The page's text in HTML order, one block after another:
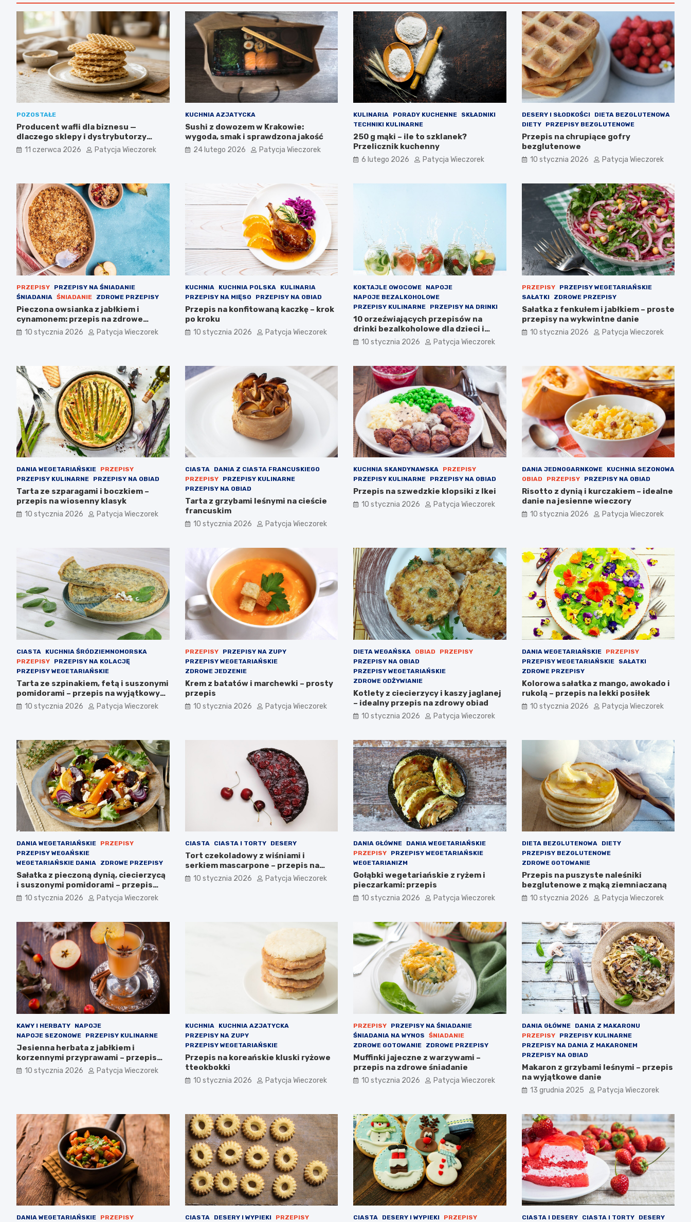
POZOSTAŁE
Producent wafli dla biznesu —
dlaczego sklepy i dystrybutorzy
wybierają wyroby IGA z Mogielnicy
11 czerwca 2026 Patycja Wieczorek
KUCHNIA AZJATYCKA
Sushi z dowozem w Krakowie:
wygoda, smak i sprawdzona jakość
24 lutego 2026 Patycja Wieczorek
KULINARIA PORADY KUCHENNE
SKŁADNIKI
TECHNIKI KULINARNE
250 g mąki – ile to szklanek?
Przelicznik kuchenny
6 lutego 2026 Patycja Wieczorek
DESERY I SŁODKOŚCI
DIETA BEZGLUTENOWA
DIETY
PRZEPISY BEZGLUTENOWE
Przepis na chrupiące gofry
bezglutenowe
10 stycznia 2026 Patycja Wieczorek
PRZEPISY
PRZEPISY NA ŚNIADANIE
ŚNIADANIA ŚNIADANIE ZDROWE PRZEPISY
Pieczona owsianka z jabłkiem i
cynamonem: przepis na zdrowe
śniadanie
10 stycznia 2026 Patycja Wieczorek
KUCHNIA KUCHNIA POLSKA
KULINARIA
PRZEPISY NA MIĘSO
PRZEPISY NA OBIAD
Przepis na konfitowaną kaczkę – krok
po kroku
10 stycznia 2026 Patycja Wieczorek
KOKTAJLE OWOCOWE
NAPOJE
NAPOJE BEZALKOHOLOWE
PRZEPISY KULINARNE
PRZEPISY NA DRINKI
10 orzeźwiających przepisów na
drinki bezalkoholowe dla dzieci i
dorosłych
10 stycznia 2026 Patycja Wieczorek
PRZEPISY
PRZEPISY WEGETARIAŃSKIE
SAŁATKI
ZDROWE PRZEPISY
Sałatka z fenkułem i jabłkiem – proste
przepisy na wykwintne danie
10 stycznia 2026 Patycja Wieczorek
DANIA WEGETARIAŃSKIE
PRZEPISY
PRZEPISY KULINARNE
PRZEPISY NA OBIAD
Tarta ze szparagami i boczkiem –
przepis na wiosenny klasyk
10 stycznia 2026 Patycja Wieczorek
CIASTA
DANIA Z CIASTA FRANCUSKIEGO
PRZEPISY
PRZEPISY KULINARNE
PRZEPISY NA OBIAD
Tarta z grzybami leśnymi na cieście
francuskim
10 stycznia 2026 Patycja Wieczorek
KUCHNIA SKANDYNAWSKA
PRZEPISY
PRZEPISY KULINARNE
PRZEPISY NA OBIAD
Przepis na szwedzkie klopsiki z Ikei
10 stycznia 2026 Patycja Wieczorek
DANIA JEDNOGARNKOWE
KUCHNIA SEZONOWA
OBIAD
PRZEPISY PRZEPISY NA OBIAD
Risotto z dynią i kurczakiem – idealne
danie na jesienne wieczory
10 stycznia 2026 Patycja Wieczorek
CIASTA
KUCHNIA ŚRÓDZIEMNOMORSKA
PRZEPISY
PRZEPISY NA KOLACJĘ
PRZEPISY WEGETARIAŃSKIE
Tarta ze szpinakiem, fetą i suszonymi
pomidorami – przepis na wyjątkowy
smak
10 stycznia 2026 Patycja Wieczorek
PRZEPISY
PRZEPISY NA ZUPY
PRZEPISY WEGETARIAŃSKIE
ZDROWE JEDZENIE
Krem z batatów i marchewki – prosty
przepis
10 stycznia 2026 Patycja Wieczorek
DIETA WEGAŃSKA OBIAD
PRZEPISY
PRZEPISY NA OBIAD
PRZEPISY WEGETARIAŃSKIE
ZDROWE ODŻYWIANIE
Kotlety z ciecierzycy i kaszy jaglanej
– idealny przepis na zdrowy obiad
10 stycznia 2026 Patycja Wieczorek
DANIA WEGETARIAŃSKIE
PRZEPISY
PRZEPISY WEGETARIAŃSKIE
SAŁATKI
ZDROWE PRZEPISY
Kolorowa sałatka z mango, awokado i
rukolą – przepis na lekki posiłek
10 stycznia 2026 Patycja Wieczorek
DANIA WEGETARIAŃSKIE
PRZEPISY
PRZEPISY WEGAŃSKIE
WEGETARIAŃSKIE DANIA
ZDROWE PRZEPISY
Sałatka z pieczoną dynią, ciecierzycą
i suszonymi pomidorami – przepis
krok po kroku
10 stycznia 2026 Patycja Wieczorek
CIASTA CIASTA I TORTY DESERY
Tort czekoladowy z wiśniami i
serkiem mascarpone – przepis na
wyjątkowy deser
10 stycznia 2026 Patycja Wieczorek
DANIA GŁÓWNE
DANIA WEGETARIAŃSKIE
PRZEPISY
PRZEPISY WEGETARIAŃSKIE
WEGETARIANIZM
Gołąbki wegetariańskie z ryżem i
pieczarkami: przepis
10 stycznia 2026 Patycja Wieczorek
DIETA BEZGLUTENOWA
DIETY
PRZEPISY BEZGLUTENOWE
ZDROWE GOTOWANIE
Przepis na puszyste naleśniki
bezglutenowe z mąką ziemniaczaną
10 stycznia 2026 Patycja Wieczorek
KAWY I HERBATY
NAPOJE
NAPOJE SEZONOWE
PRZEPISY KULINARNE
Jesienna herbata z jabłkiem i
korzennymi przyprawami – przepis
krok po kroku
10 stycznia 2026 Patycja Wieczorek
KUCHNIA
KUCHNIA AZJATYCKA
PRZEPISY NA ZUPY
PRZEPISY WEGETARIAŃSKIE
Przepis na koreańskie kluski ryżowe
tteokbokki
10 stycznia 2026 Patycja Wieczorek
PRZEPISY
PRZEPISY NA ŚNIADANIE
ŚNIADANIA NA WYNOS
ŚNIADANIE
ZDROWE GOTOWANIE
ZDROWE PRZEPISY
Muffinki jajeczne z warzywami –
przepis na zdrowe śniadanie
10 stycznia 2026 Patycja Wieczorek
DANIA GŁÓWNE
DANIA Z MAKARONU
PRZEPISY
PRZEPISY KULINARNE
PRZEPISY NA DANIA Z MAKARONEM
PRZEPISY NA OBIAD
Makaron z grzybami leśnymi – przepis
na wyjątkowe danie
13 grudnia 2025 Patycja Wieczorek
DANIA WEGETARIAŃSKIE PRZEPISY CIASTA DESERY I WYPIEKI PRZEPISY CIASTA DESERY I WYPIEKI PRZEPISY CIASTA I DESERY CIASTA I TORTY DESERY